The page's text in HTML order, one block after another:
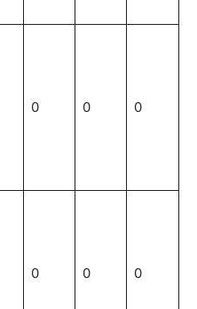
0 0 0
0 0 0